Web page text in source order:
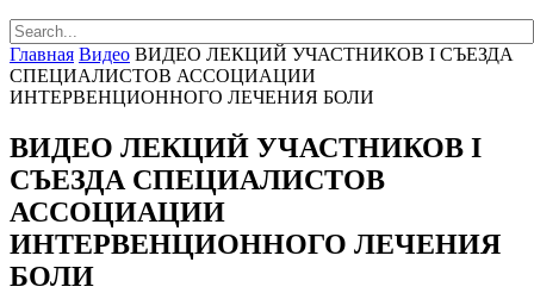
Главная Видео ВИДЕО ЛЕКЦИЙ УЧАСТНИКОВ I СЪЕЗДА
СПЕЦИАЛИСТОВ АССОЦИАЦИИ
ИНТЕРВЕНЦИОННОГО ЛЕЧЕНИЯ БОЛИ
ВИДЕО ЛЕКЦИЙ УЧАСТНИКОВ I
СЪЕЗДА СПЕЦИАЛИСТОВ
АССОЦИАЦИИ
ИНТЕРВЕНЦИОННОГО ЛЕЧЕНИЯ
БОЛИ